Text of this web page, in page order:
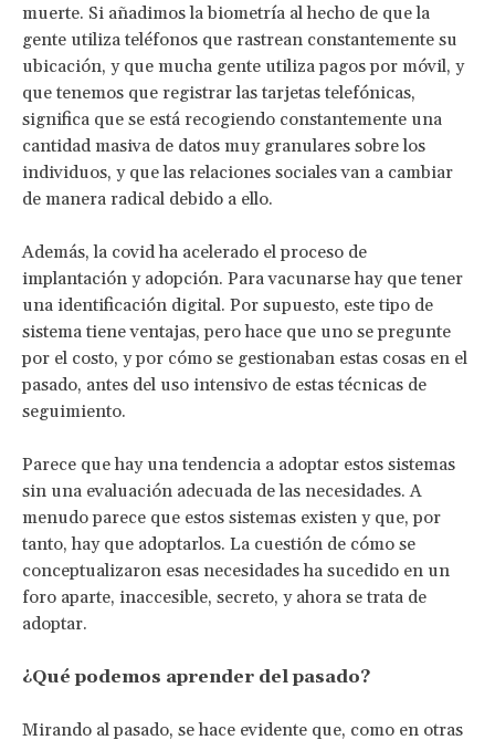
muerte. Si añadimos la biometría al hecho de que la
gente utiliza teléfonos que rastrean constantemente su
ubicación, y que mucha gente utiliza pagos por móvil, y
que tenemos que registrar las tarjetas telefónicas,
significa que se está recogiendo constantemente una
cantidad masiva de datos muy granulares sobre los
individuos, y que las relaciones sociales van a cambiar
de manera radical debido a ello.
Además, la covid ha acelerado el proceso de
implantación y adopción. Para vacunarse hay que tener
una identificación digital. Por supuesto, este tipo de
sistema tiene ventajas, pero hace que uno se pregunte
por el costo, y por cómo se gestionaban estas cosas en el
pasado, antes del uso intensivo de estas técnicas de
seguimiento.
Parece que hay una tendencia a adoptar estos sistemas
sin una evaluación adecuada de las necesidades. A
menudo parece que estos sistemas existen y que, por
tanto, hay que adoptarlos. La cuestión de cómo se
conceptualizaron esas necesidades ha sucedido en un
foro aparte, inaccesible, secreto, y ahora se trata de
adoptar.
¿Qué podemos aprender del pasado?
Mirando al pasado, se hace evidente que, como en otras